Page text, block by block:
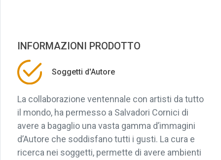
INFORMAZIONI PRODOTTO
Soggetti d'Autore
La collaborazione ventennale con artisti da tutto
il mondo, ha permesso a Salvadori Cornici di
avere a bagaglio una vasta gamma d’immagini
d’Autore che soddisfano tutti i gusti. La cura e
ricerca nei soggetti, permette di avere ambienti